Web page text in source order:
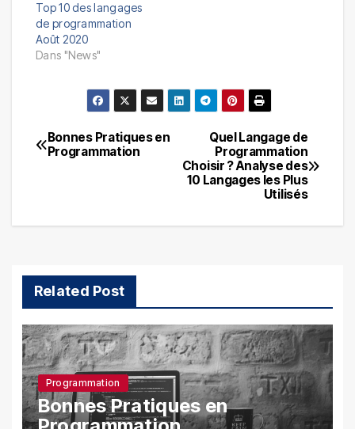
Top 10 des langages
de programmation
Août 2020
Dans "News"
Navigation
Quel Langage de
Programmation
Choisir ? Analyse des
10 Langages les Plus
Utilisés
Bonnes Pratiques en
Programmation
Related Post
Programmation
Bonnes Pratiques en